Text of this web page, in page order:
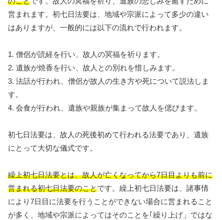
営まれます。初七日法要は、地域や宗派によって多少の違い
はありますが、一般的には以下の流れで行われます。
1. 僧侶が読経を行い、故人の冥福を祈ります。
2. 遺族が焼香を行い、故人との別れを惜しみます。
3. 法話が行われ、僧侶が故人の生き方や死について説法しま
す。
4. 会食が行われ、遺族や親族が集まって故人を偲びます。
初七日法要は、故人の死後初めて行われる法要であり、遺族
にとって大切な儀式です。
繰上初七日法要とは、故人が亡くなってから7日目よりも前に
営まれる初七日法要のことです。繰上初七日法要は、諸事情
により7日目に法要を行うことができない場合に営まれること
が多く、地域や宗派によってはそのことを｢繰り上げ」ではな